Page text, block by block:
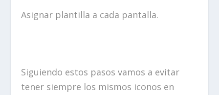
Asignar plantilla a cada pantalla.
Siguiendo estos pasos vamos a evitar
tener siempre los mismos iconos en